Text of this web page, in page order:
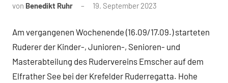
von Benedikt Ruhr 19. September 2023
Am vergangenen Wochenende (16.09/17.09.) starteten
Ruderer der Kinder-, Junioren-, Senioren- und
Masterabteilung des Rudervereins Emscher auf dem
Elfrather See bei der Krefelder Ruderregatta. Hohe